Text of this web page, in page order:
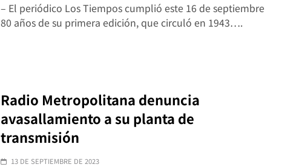
– El periódico Los Tiempos cumplió este 16 de septiembre
80 años de su primera edición, que circuló en 1943….
Radio Metropolitana denuncia
avasallamiento a su planta de
transmisión
13 DE SEPTIEMBRE DE 2023